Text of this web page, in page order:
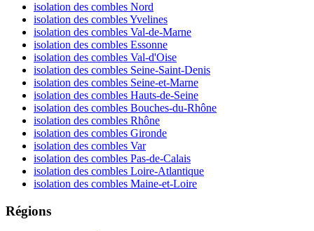
isolation des combles Nord
isolation des combles Yvelines
isolation des combles Val-de-Marne
isolation des combles Essonne
isolation des combles Val-d'Oise
isolation des combles Seine-Saint-Denis
isolation des combles Seine-et-Marne
isolation des combles Hauts-de-Seine
isolation des combles Bouches-du-Rhône
isolation des combles Rhône
isolation des combles Gironde
isolation des combles Var
isolation des combles Pas-de-Calais
isolation des combles Loire-Atlantique
isolation des combles Maine-et-Loire
Régions